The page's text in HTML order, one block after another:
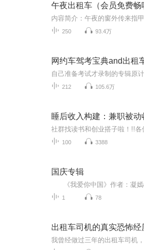
午夜出租车（会员免费畅
250 93.4万
网约车驾考宝典and出租
212 105.6万
睡后收入构建：兼职被动
100 3388
国庆专辑
1 78
出租车司机的真实恐怖经